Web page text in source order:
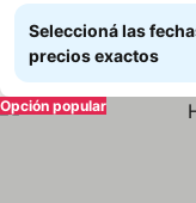
Seleccioná las
precios exactos
Opción popular